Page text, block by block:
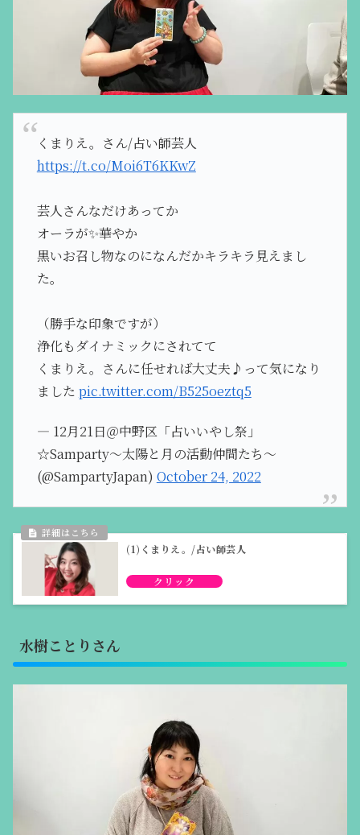
くまりえ。さん/占い師芸人
https://t.co/Moi6T6KKwZ
芸人さんなだけあってか
オーラが✨華やか
黒いお召し物なのになんだかキラキラ見えまし
た。
（勝手な印象ですが）
浄化もダイナミックにされてて
くまりえ。さんに任せれば大丈夫♪って気になり
ました pic.twitter.com/B525oeztq5
— 12月21日＠中野区「占いいやし祭」
☆Samparty～太陽と月の活動仲間たち～
(@SampartyJapan) October 24, 2022
(1)くまりえ。/占い師芸人
水樹ことりさん